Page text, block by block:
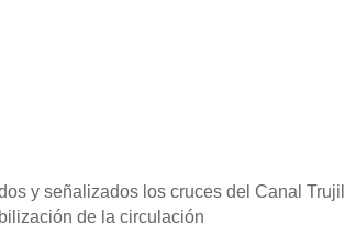
y señalizados los cruces del Canal
de la circulación